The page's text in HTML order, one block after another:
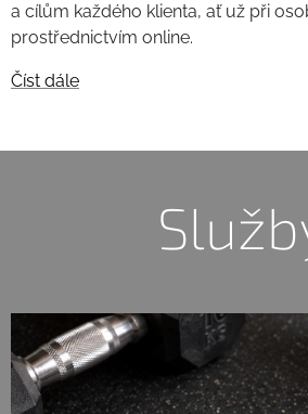
a cílům každého klienta, ať už při
prostřednictvím online.
Číst dále